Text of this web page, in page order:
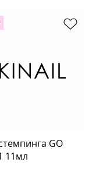
GO
11мл